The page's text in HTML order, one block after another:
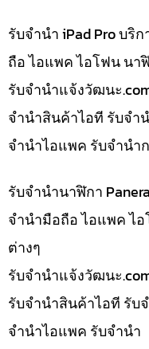
รับจำนำ iPad Pro บริ
ถือ ไอแพค ไอโฟน นา
รับจํานําแจ้งวัฒนะ
จำนำสินค้าไอที รับจำ
จำนำไอแพค รับจำนำ
รับจำนำนาฬิกา
จำนำมือถือ ไอแพค ไ
ต่างๆ
รับจํานําแจ้งวัฒนะ
รับจำนำสินค้าไอที รับ
จำนำไอแพค รับจำนำ